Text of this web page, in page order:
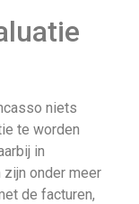
niets
te worden
in
onder meer
de facturen,